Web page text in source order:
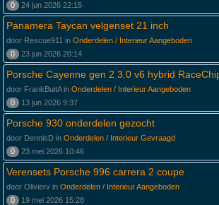
0
24 jun 2026 22:15
Panamera Taycan velgenset 21 inch
door Rescue911 in Onderdelen / Interieur Aangeboden
0
23 jun 2026 20:14
Porsche Cayenne gen 2 3.0 v6 hybrid
door FrankBuitA in Onderdelen / Interieur Aangeboden
0
13 jun 2026 9:37
Porsche 930 onderdelen gezocht
door DennisD in Onderdelen / Interieur Gevraagd
0
23 mei 2026 10:46
Verensets Porsche 996 carrera 2 coupe
door Olivierv in Onderdelen / Interieur Aangeboden
0
19 mei 2026 15:28